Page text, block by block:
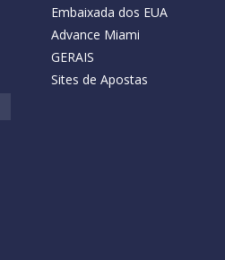
Embaixada dos EUA
Advance Miami
GERAIS
Sites de Apostas